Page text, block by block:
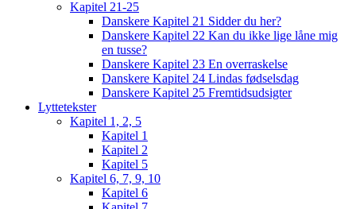
Kapitel 21-25
Danskere Kapitel 21 Sidder du her?
Danskere Kapitel 22 Kan du ikke lige låne mig
en tusse?
Danskere Kapitel 23 En overraskelse
Danskere Kapitel 24 Lindas fødselsdag
Danskere Kapitel 25 Fremtidsudsigter
Lyttetekster
Kapitel 1, 2, 5
Kapitel 1
Kapitel 2
Kapitel 5
Kapitel 6, 7, 9, 10
Kapitel 6